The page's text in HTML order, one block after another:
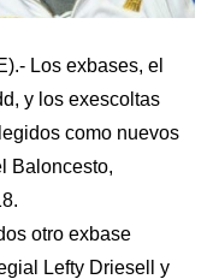
Los exbases, el
y los exescoltas
como nuevos
Baloncesto,
otro exbase
Lefty Driesell y